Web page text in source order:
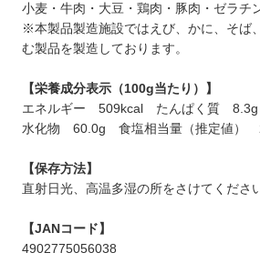
小麦・牛肉・大豆・鶏肉・豚肉・ゼラチ
※本製品製造施設ではえび、かに、そば
む製品を製造しております。
【栄養成分表示（100g当たり）】
エネルギー 509kcal たんぱく質
水化物 60.0g 食塩相当量（推定値）
【保存方法】
直射日光、高温多湿の所をさけてください
【JANコード】
4902775056038